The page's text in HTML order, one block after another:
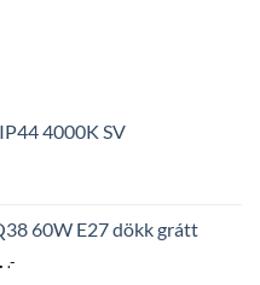
4000K SV
kr..
60W E27 dökk grátt
Current
.-